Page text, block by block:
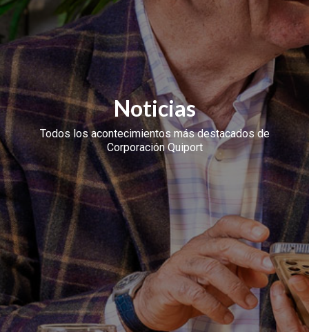
Noticias
Todos los acontecimientos más destacados de
Corporación Quiport